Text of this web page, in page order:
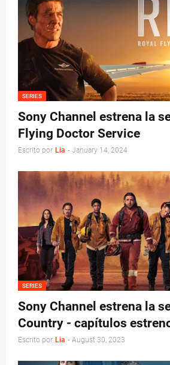
SERIES
Sony Channel estrena la
Flying Doctor Service
Escrito por Lia - January 14, 2024
SERIES
Sony Channel estrena la
Country - capítulos
Escrito por Lia - August 30, 2023